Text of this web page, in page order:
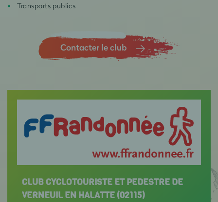
Transports publics
Contacter le club
CLUB CYCLOTOURISTE ET PEDESTRE DE
VERNEUIL EN HALATTE (02115)